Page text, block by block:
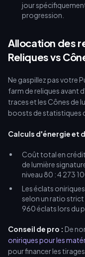
jour
progression.
Allocation des
Reliques vs
Ne gaspillez pas votre
farm de reliques avant
traces et les Cônes de
boosts de statistiques
Calculs d'énergie et
Coût total en
de lumière
niveau 80 : 4 273
Les éclats
selon un ratio strict
960 éclats lors du
Conseil de pro : De
oniriques pour les
pour financer les